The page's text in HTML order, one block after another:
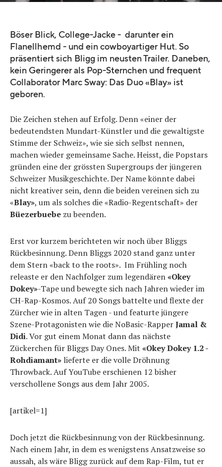
Quelle: YouTube | BLAY
Böser Blick, College-Jacke - darunter ein
Flanellhemd - und ein cowboyartiger Hut. So
präsentiert sich Bligg im neusten Trailer. Daneben,
kein Geringerer als Pop-Sternchen und frequent
Collaborator Marc Sway: Das Duo «Blay» ist
geboren.
Die Zeichen stehen auf Erfolg. Denn «einer der
bedeutendsten Mundart-Künstler und die gewaltigste
Stimme der Schweiz», wie sie sich selbst nennen,
machen wieder gemeinsame Sache. Heisst, die Popstars
gründen eine der grössten Supergroups der jüngeren
Schweizer Musikgeschichte. Der Name könnte dabei
nicht kreativer sein, denn die beiden vereinen sich zu
«Blay», um als solches die «Radio-Regentschaft» der
Büezerbuebe zu beenden.
Erst vor kurzem berichteten wir noch über Bliggs
Rückbesinnung. Denn Bliggs 2020 stand ganz unter
dem Stern «back to the roots». Im Frühling noch
releaste er den Nachfolger zum legendären«Okey
Dokey»-Tape und bewegte sich nach Jahren wieder im
CH-Rap-Kosmos. Auf 20 Songs battelte und flexte der
Zürcher wie in alten Tagen - und featurte jüngere
Szene-Protagonisten wie die NoBasic-RapperJamal &
Didi. Vor gut einem Monat dann das nächste
Zückerchen für Bliggs Day Ones. Mit «Okey Dokey 1.2 -
Rohdiamant» lieferte er die volle Dröhnung
Throwback. Auf YouTube erschienen 12 bisher
verschollene Songs aus dem Jahr 2005.
[artikel=1]
Doch jetzt die Rückbesinnung von der Rückbesinnung.
Nach einem Jahr, in dem es wenigstens Ansatzweise so
aussah, als wäre Bligg zurück auf dem Rap-Film, tut er